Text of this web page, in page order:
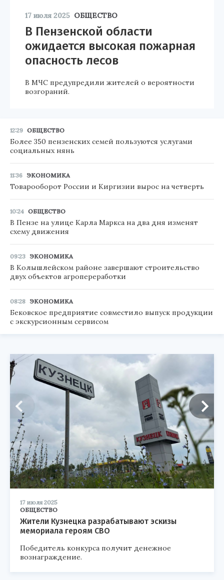
17 июля 2025 ОБЩЕСТВО
В Пензенской области
ожидается высокая пожарная
опасность лесов
В МЧС предупредили жителей о вероятности
возгораний.
12:29 ОБЩЕСТВО
Более 350 пензенских семей пользуются услугами
социальных нянь
11:36 ЭКОНОМИКА
Товарооборот России и Киргизии вырос на четверть
10:24 ОБЩЕСТВО
В Пензе на улице Карла Маркса на два дня изменят
схему движения
09:23 ЭКОНОМИКА
В Колышлейском районе завершают строительство
двух объектов агропереработки
08:28 ЭКОНОМИКА
Бековское предприятие совместило выпуск продукции
с экскурсионным сервисом
17 июля 2025
ОБЩЕСТВО
Жители Кузнецка разрабатывают эскизы
мемориала героям СВО
Победитель конкурса получит денежное
вознаграждение.